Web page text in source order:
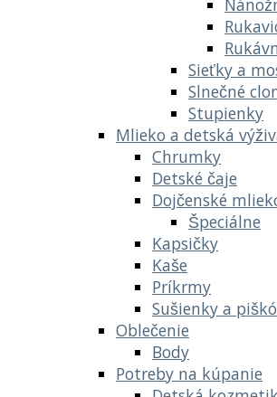
Sieťky a
Slnečné
Stupienky
Mlieko a detská
Chrumky
Detské čaje
Dojčenské
Špeciálne
Kapsičky
Kaše
Príkrmy
Sušienky a
Oblečenie
Body
Potreby na kúpanie